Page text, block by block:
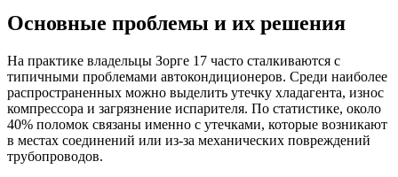
Основные проблемы и их решения
На практике владельцы Зорге 17 часто сталкиваются с
типичными проблемами автокондиционеров. Среди наиболее
распространенных можно выделить утечку хладагента, износ
компрессора и загрязнение испарителя. По статистике, около
40% поломок связаны именно с утечками, которые возникают
в местах соединений или из-за механических повреждений
трубопроводов.